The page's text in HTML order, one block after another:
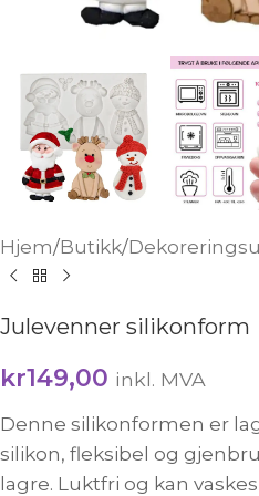
Hjem/Butikk/
Julevenner silikonform
kr149,00 inkl. MVA
Denne silikonformen er
silikon, fleksibel og
lagre. Luktfri og kan